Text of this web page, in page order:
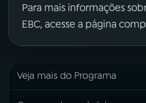
Para mais informações
EBC, acesse a página
Veja mais do Programa